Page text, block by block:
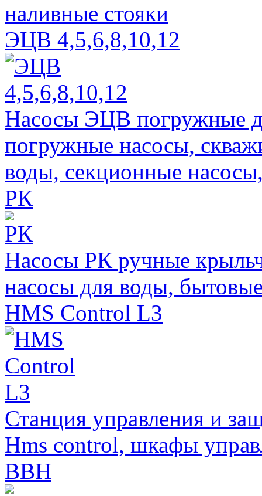
наливные стояки
ЭЦВ 4,5,6,8,10,12
Насосы ЭЦВ погружные
погружные насосы,
воды, секционные
РК
Насосы РК ручные
насосы для воды,
HMS Control L3
Станция управления и
Hms control, шкафы
ВВН